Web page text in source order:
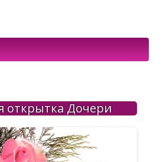
открытка Дочери